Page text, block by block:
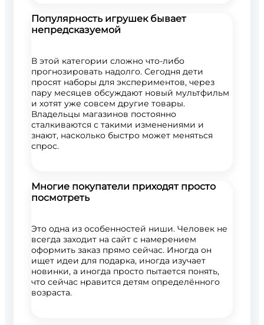
Популярность игрушек бывает
непредсказуемой
В этой категории сложно что-либо
прогнозировать надолго. Сегодня дети
просят наборы для экспериментов, через
пару месяцев обсуждают новый мультфильм
и хотят уже совсем другие товары.
Владельцы магазинов постоянно
сталкиваются с такими изменениями и
знают, насколько быстро может меняться
спрос.
Многие покупатели приходят просто
посмотреть
Это одна из особенностей ниши. Человек не
всегда заходит на сайт с намерением
оформить заказ прямо сейчас. Иногда он
ищет идеи для подарка, иногда изучает
новинки, а иногда просто пытается понять,
что сейчас нравится детям определённого
возраста.